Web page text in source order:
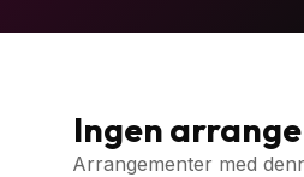
Ingen
Arrangementer med